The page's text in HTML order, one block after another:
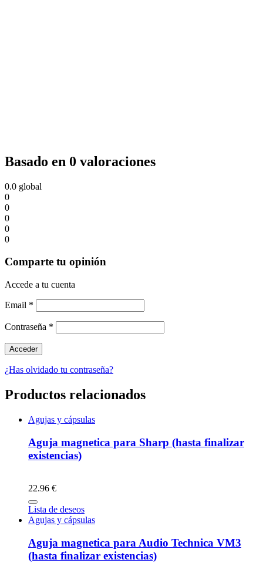
Basado en 0 valoraciones
0.0 global
0
0
0
0
0
Comparte tu opinión
Accede a tu cuenta
Email *
Contraseña *
¿Has olvidado tu contraseña?
Productos relacionados
Agujas y cápsulas
Aguja magnetica para Sharp (hasta finalizar
existencias)
22.96 €
Lista de deseos
Agujas y cápsulas
Aguja magnetica para Audio Technica VM3
(hasta finalizar existencias)